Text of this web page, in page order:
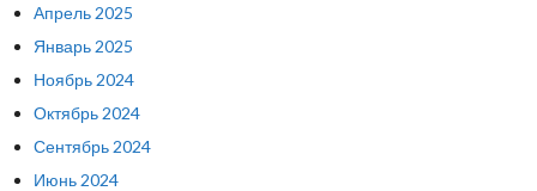
Апрель 2025
Январь 2025
Ноябрь 2024
Октябрь 2024
Сентябрь 2024
Июнь 2024